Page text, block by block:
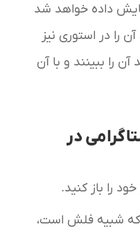
داده خواهد شد
را در استوری نیز
آن را ببینند و با آن
در
را باز کنید.
که شبیه فلش است،